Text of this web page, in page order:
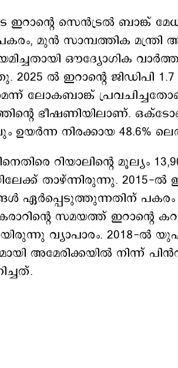
സെൻട്രൽ ബാങ്ക്
മുൻ സാമ്പത്തിക
ഔദ്യോഗിക
ല്‍ ഇറാന്‍റെ ജിഡിപി
ലോകബാങ്ക്
ഭീഷണിയിലാണ്.
ഉയർന്ന നിരക്കായ 48.6%
റിയാലിന്റെ മൂല്യം
താഴ്ന്നിരുന്നു. 2015-
ഏർപ്പെടുത്തുന്നതിന് പകരം
സമയത്ത് ഇറാന്റെ
വ്യാപാരം. 2018-ൽ
അമേരിക്കയിൽ നിന്ന്